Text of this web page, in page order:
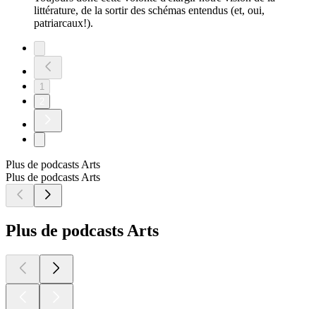
littérature, de la sortir des schémas entendus (et, oui,
patriarcaux!).
1
Plus de podcasts Arts
Plus de podcasts Arts
Plus de podcasts Arts